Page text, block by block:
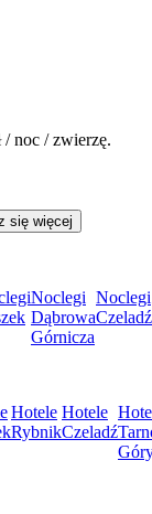
/ noc / zwierzę.
się więcej
Noclegi
Dąbrowa
Górnicza
Noclegi
Czeladź
Hotele
Rybnik
Hotele
Czeladź